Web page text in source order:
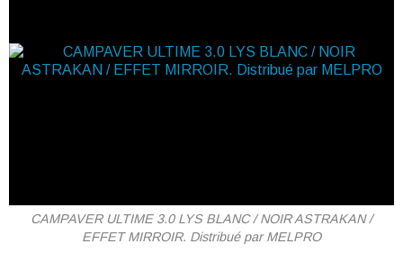
CAMPAVER ULTIME 3.0 LYS BLANC / NOIR ASTRAKAN /
EFFET MIRROIR. Distribué par MELPRO